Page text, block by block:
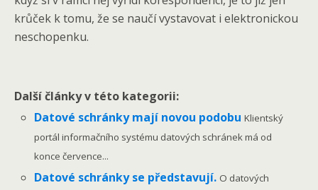
krůček k tomu, že se naučí vystavovat i elektronickou
neschopenku.
Další články v této kategorii:
Datové schránky mají novou podobuKlientský
portál informačního systému datových schránek má od
konce července...
Datové schránky se představují. O datových